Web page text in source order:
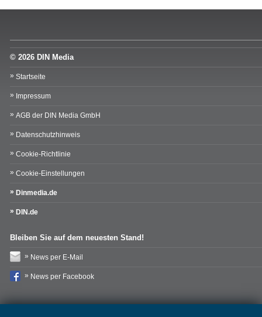
© 2026 DIN Media
Startseite
Impressum
AGB der DIN Media GmbH
Datenschutzhinweis
Cookie-Richtlinie
Cookie-Einstellungen
Dinmedia.de
DIN.de
Bleiben Sie auf dem neuesten Stand!
News per E-Mail
News per Facebook